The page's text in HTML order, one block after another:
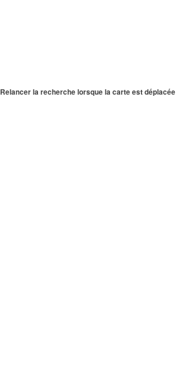
Relancer la recherche lorsque la carte est déplacée